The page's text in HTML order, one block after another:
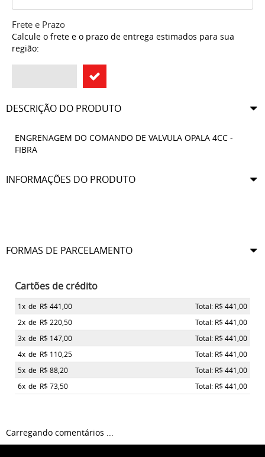
Frete e Prazo
Calcule o frete e o prazo de entrega estimados para sua
região:
DESCRIÇÃO DO PRODUTO
ENGRENAGEM DO COMANDO DE VALVULA OPALA 4CC -
FIBRA
INFORMAÇÕES DO PRODUTO
FORMAS DE PARCELAMENTO
Cartões de crédito
1x de R$ 441,00
Total: R$ 441,00
2x de R$ 220,50
Total: R$ 441,00
3x de R$ 147,00
Total: R$ 441,00
4x de R$ 110,25
Total: R$ 441,00
5x de R$ 88,20
Total: R$ 441,00
6x de R$ 73,50 Total: R$ 441,00
Carregando comentários ...